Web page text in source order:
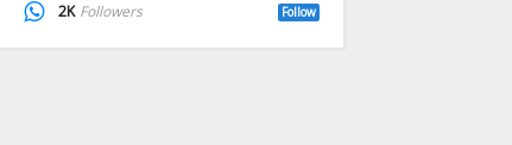
2K Followers Follow